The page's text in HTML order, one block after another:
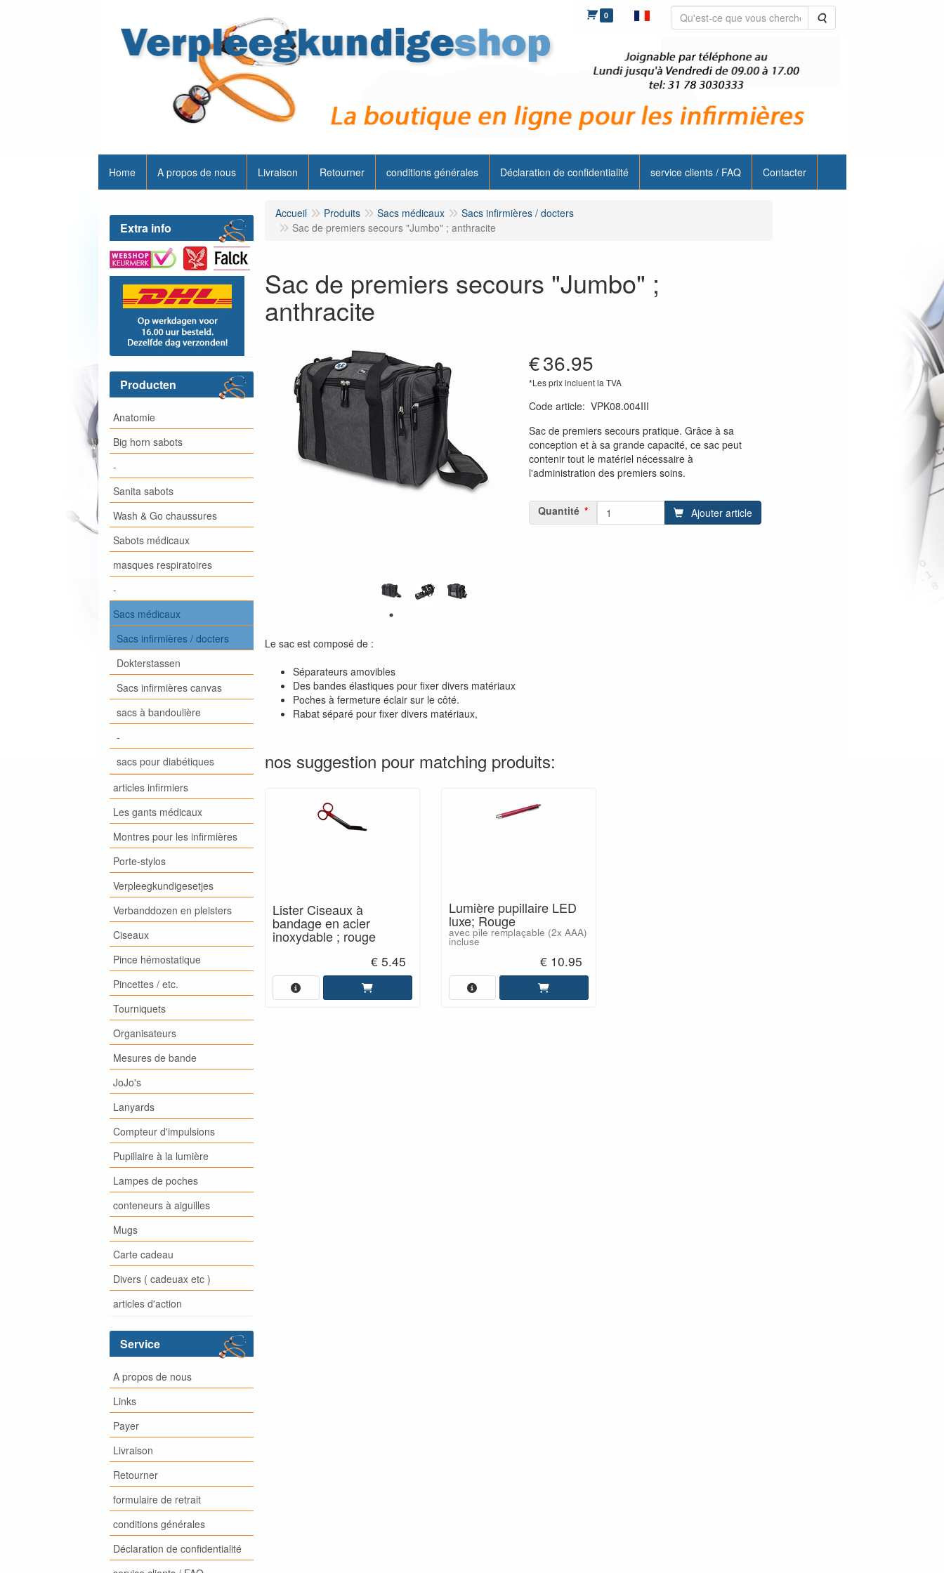
0 Rechercher
Home A propos de nous Livraison Retourner conditions générales Déclaration de confidentialité service clients / FAQ Contacter
Extra info
Producten
Anatomie
Big horn sabots
-
Sanita sabots
Wash & Go chaussures
Sabots médicaux
masques respiratoires
-
Sacs médicaux
Sacs infirmières / docters
Dokterstassen
Sacs infirmières canvas
sacs à bandoulière
-
sacs pour diabétiques
articles infirmiers
Les gants médicaux
Montres pour les infirmières
Porte-stylos
Verpleegkundigesetjes
Verbanddozen en pleisters
Ciseaux
Pince hémostatique
Pincettes / etc.
Tourniquets
Organisateurs
Mesures de bande
JoJo's
Lanyards
Compteur d'impulsions
Pupillaire à la lumière
Lampes de poches
conteneurs à aiguilles
Mugs
Carte cadeau
Divers ( cadeuax etc )
articles d'action
Service
A propos de nous
Links
Payer
Livraison
Retourner
formulaire de retrait
conditions générales
Déclaration de confidentialité
Accueil Produits Sacs médicaux
Sacs infirmières / docters
Sac de premiers secours "Jumbo" ; anthracite
Sac de premiers secours "Jumbo" ;
anthracite
€36.95
*Les prix incluent la TVA
Code article: VPK08.004III
Sac de premiers secours pratique. Grâce à sa
conception et à sa grande capacité, ce sac peut
contenir tout le matériel nécessaire à
l'administration des premiers soins.
Quantité Ajouter article
Le sac est composé de :
Séparateurs amovibles
Des bandes élastiques pour fixer divers matériaux
Poches à fermeture éclair sur le côté.
Rabat séparé pour fixer divers matériaux,
nos suggestion pour matching produits:
Lister Ciseaux à
bandage en acier
inoxydable ; rouge
€ 5.45
Lumière pupillaire LED
luxe; Rouge
avec pile remplaçable (2x AAA)
incluse
€ 10.95